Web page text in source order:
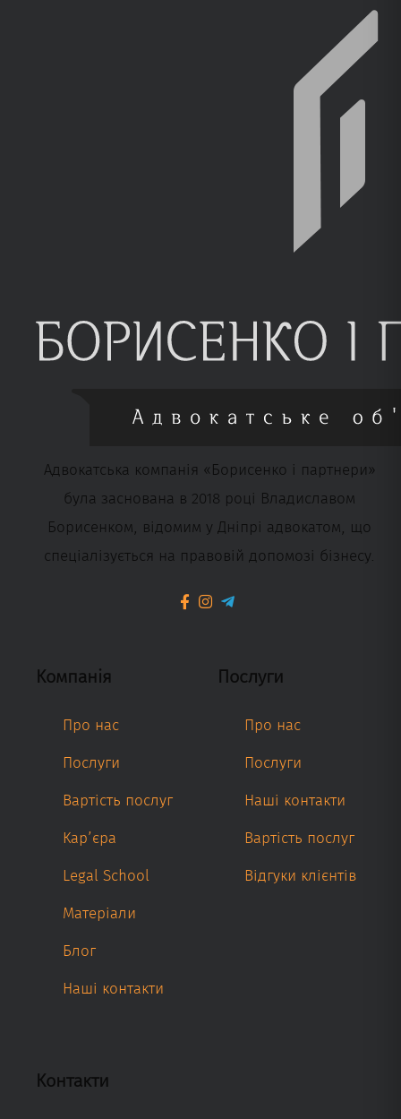
Адвокатська компанія «Борисенко і партнери»
була заснована в 2018 році Владиславом
Борисенком, відомим у Дніпрі адвокатом, що
спеціалізується на правовій допомозі бізнесу.
Компанія
Про нас
Послуги
Вартість послуг
Кар’єра
Legal School
Матеріали
Блог
Наші контакти
Послуги
Про нас
Послуги
Наші контакти
Вартість послуг
Відгуки клієнтів
Контакти